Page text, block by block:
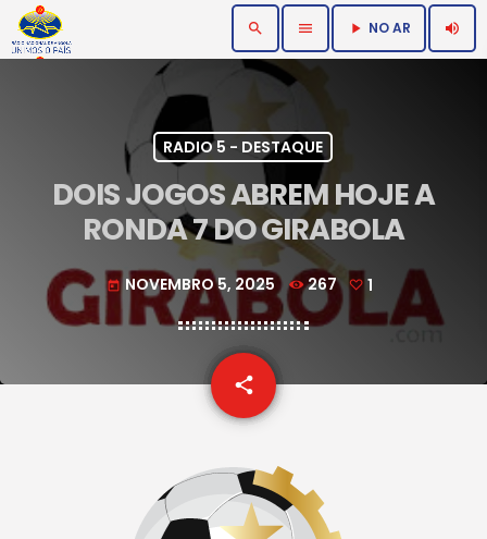
search menu play_arrow NO AR volume_up
RADIO 5 - DESTAQUE
DOIS JOGOS ABREM HOJE A
RONDA 7 DO GIRABOLA
today NOVEMBRO 5, 2025 267 1
share
email